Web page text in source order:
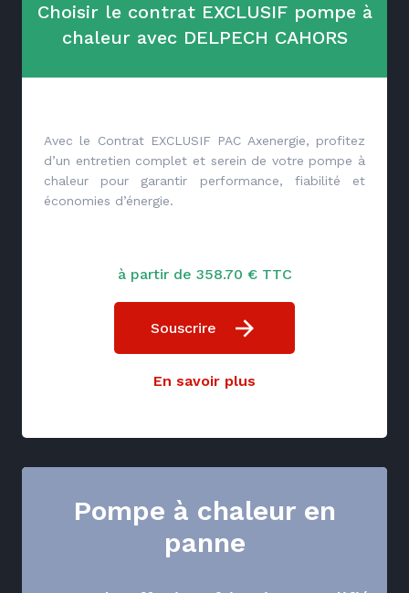
Choisir le contrat EXCLUSIF pompe à
chaleur avec DELPECH CAHORS
Avec le Contrat EXCLUSIF PAC Axenergie, profitez
d’un entretien complet et serein de votre pompe à
chaleur pour garantir performance, fiabilité et
économies d’énergie.
à partir de 358.70 € TTC
Souscrire
En savoir plus
Pompe à chaleur en
panne